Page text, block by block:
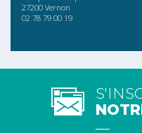
27200 Vernon
02 78 79 00 19